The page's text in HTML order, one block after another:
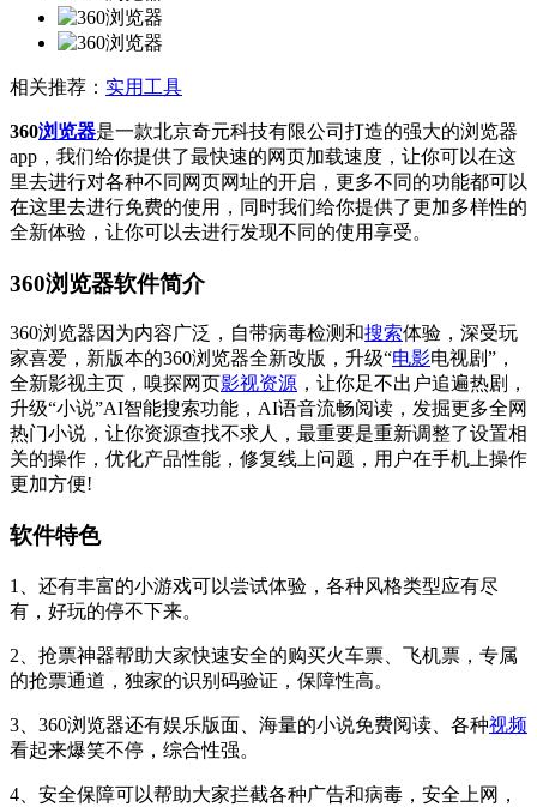
相关推荐： 实用工具
360浏览器是一款北京奇元科技有限公司打造的强大的浏览器
app，我们给你提供了最快速的网页加载速度，让你可以在这
里去进行对各种不同网页网址的开启，更多不同的功能都可以
在这里去进行免费的使用，同时我们给你提供了更加多样性的
全新体验，让你可以去进行发现不同的使用享受。
360浏览器软件简介
360浏览器因为内容广泛，自带病毒检测和搜索体验，深受玩
家喜爱，新版本的360浏览器全新改版，升级“电影电视剧”，
全新影视主页，嗅探网页影视资源 ，让你足不出户追遍热剧，
升级“小说”AI智能搜索功能，AI语音流畅阅读，发掘更多全网
热门小说，让你资源查找不求人，最重要是重新调整了设置相
关的操作，优化产品性能，修复线上问题，用户在手机上操作
更加方便!
软件特色
1、还有丰富的小游戏可以尝试体验，各种风格类型应有尽
有，好玩的停不下来。
2、抢票神器帮助大家快速安全的购买火车票、飞机票，专属
的抢票通道，独家的识别码验证，保障性高。
3、360浏览器还有娱乐版面、海量的小说免费阅读、各种视频
看起来爆笑不停，综合性强。
4、安全保障可以帮助大家拦截各种广告和病毒，安全上网，